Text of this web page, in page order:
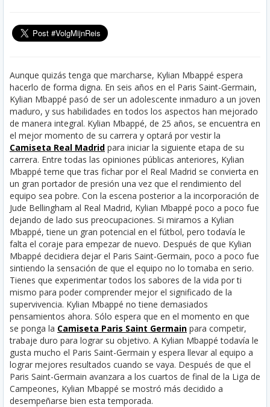
Aunque quizás tenga que marcharse, Kylian Mbappé espera
hacerlo de forma digna. En seis años en el Paris Saint-Germain,
Kylian Mbappé pasó de ser un adolescente inmaduro a un joven
maduro, y sus habilidades en todos los aspectos han mejorado
de manera integral. Kylian Mbappé, de 25 años, se encuentra en
el mejor momento de su carrera y optará por vestir la
Camiseta Real Madrid para iniciar la siguiente etapa de su
carrera. Entre todas las opiniones públicas anteriores, Kylian
Mbappé teme que tras fichar por el Real Madrid se convierta en
un gran portador de presión una vez que el rendimiento del
equipo sea pobre. Con la escena posterior a la incorporación de
Jude Bellingham al Real Madrid, Kylian Mbappé poco a poco fue
dejando de lado sus preocupaciones. Si miramos a Kylian
Mbappé, tiene un gran potencial en el fútbol, pero todavía le
falta el coraje para empezar de nuevo. Después de que Kylian
Mbappé decidiera dejar el Paris Saint-Germain, poco a poco fue
sintiendo la sensación de que el equipo no lo tomaba en serio.
Tienes que experimentar todos los sabores de la vida por ti
mismo para poder comprender mejor el significado de la
supervivencia. Kylian Mbappé no tiene demasiados
pensamientos ahora. Sólo espera que en el momento en que
se ponga la Camiseta Paris Saint Germain para competir,
trabaje duro para lograr su objetivo. A Kylian Mbappé todavía le
gusta mucho el Paris Saint-Germain y espera llevar al equipo a
lograr mejores resultados cuando se vaya. Después de que el
Paris Saint-Germain avanzara a los cuartos de final de la Liga de
Campeones, Kylian Mbappé se mostró más decidido a
desempeñarse bien esta temporada.